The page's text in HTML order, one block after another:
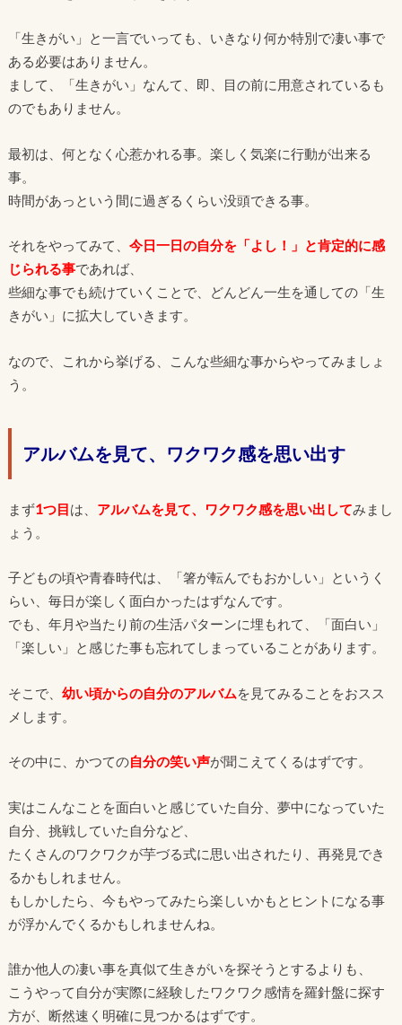
「生きがい」と一言でいっても、いきなり何か特別で凄い事で
ある必要はありません。
まして、「生きがい」なんて、即、目の前に用意されているも
のでもありません。
最初は、何となく心惹かれる事。楽しく気楽に行動が出来る
事。
時間があっという間に過ぎるくらい没頭できる事。
それをやってみて、 今日一日の自分を「よし！」と肯定的に感
じられる事であれば、
些細な事でも続けていくことで、どんどん一生を通しての「生
きがい」に拡大していきます。
なので、これから挙げる、こんな些細な事からやってみましょ
う。
アルバムを見て、ワクワク感を思い出す
まず1つ目は、 アルバムを見て、ワクワク感を思い出してみまし
ょう。
子どもの頃や青春時代は、「箸が転んでもおかしい」というく
らい、毎日が楽しく面白かったはずなんです。
でも、年月や当たり前の生活パターンに埋もれて、「面白い」
「楽しい」と感じた事も忘れてしまっていることがあります。
そこで、 幼い頃からの自分のアルバムを見てみることをおスス
メします。
その中に、かつての自分の笑い声が聞こえてくるはずです。
実はこんなことを面白いと感じていた自分、夢中になっていた
自分、挑戦していた自分など、
たくさんのワクワクが芋づる式に思い出されたり、再発見でき
るかもしれません。
もしかしたら、今もやってみたら楽しいかもとヒントになる事
が浮かんでくるかもしれませんね。
誰か他人の凄い事を真似て生きがいを探そうとするよりも、
こうやって自分が実際に経験したワクワク感情を羅針盤に探す
方が、断然速く明確に見つかるはずです。